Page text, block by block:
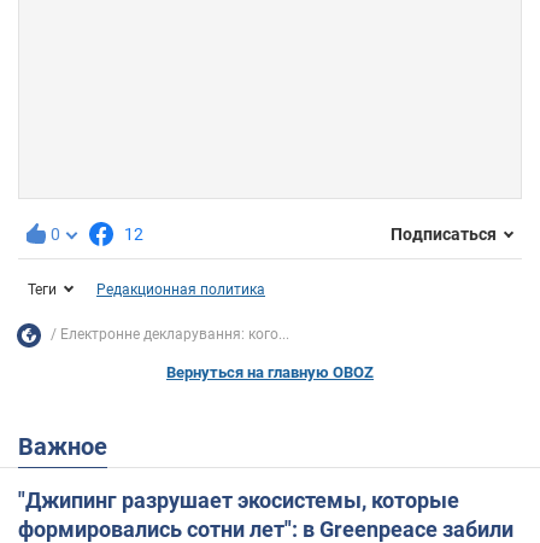
0 12 Подписаться
Теги Редакционная политика
Електронне декларування: кого...
Вернуться на главную OBOZ
Важное
"Джипинг разрушает экосистемы, которые
формировались сотни лет": в Greenpeace забили